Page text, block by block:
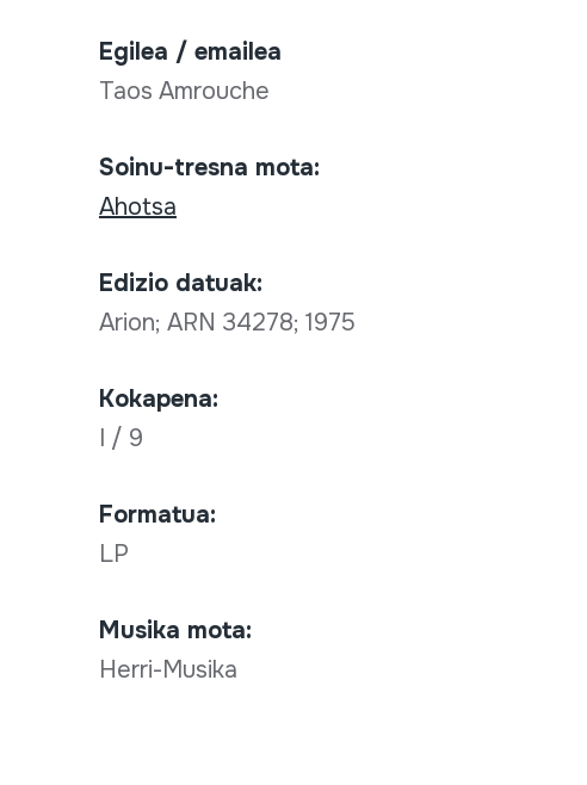
Egilea / emailea
Taos Amrouche
Soinu-tresna mota:
Ahotsa
Edizio datuak:
Arion; ARN 34278; 1975
Kokapena:
I / 9
Formatua:
LP
Musika mota:
Herri-Musika